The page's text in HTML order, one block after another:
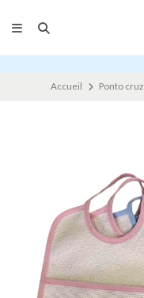
Accueil Ponto cruz